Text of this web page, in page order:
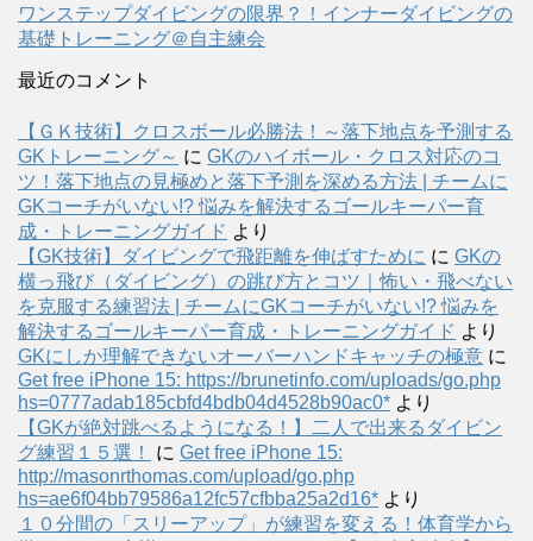
ワンステップダイビングの限界？！インナーダイビングの
基礎トレーニング＠自主練会
最近のコメント
【ＧＫ技術】クロスボール必勝法！～落下地点を予測する
GKトレーニング～ に GKのハイボール・クロス対応のコ
ツ！落下地点の見極めと落下予測を深める方法 | チームに
GKコーチがいない!? 悩みを解決するゴールキーパー育
成・トレーニングガイド より
【GK技術】ダイビングで飛距離を伸ばすために に GKの
横っ飛び（ダイビング）の跳び方とコツ｜怖い・飛べない
を克服する練習法 | チームにGKコーチがいない!? 悩みを
解決するゴールキーパー育成・トレーニングガイド より
GKにしか理解できないオーバーハンドキャッチの極意 に
Get free iPhone 15: https://brunetinfo.com/uploads/go.php
hs=0777adab185cbfd4bdb04d4528b90ac0* より
【GKが絶対跳べるようになる！】二人で出来るダイビン
グ練習１５選！
に Get free iPhone 15:
http://masonrthomas.com/upload/go.php
hs=ae6f04bb79586a12fc57cfbba25a2d16* より
１０分間の「スリーアップ」が練習を変える！体育学から